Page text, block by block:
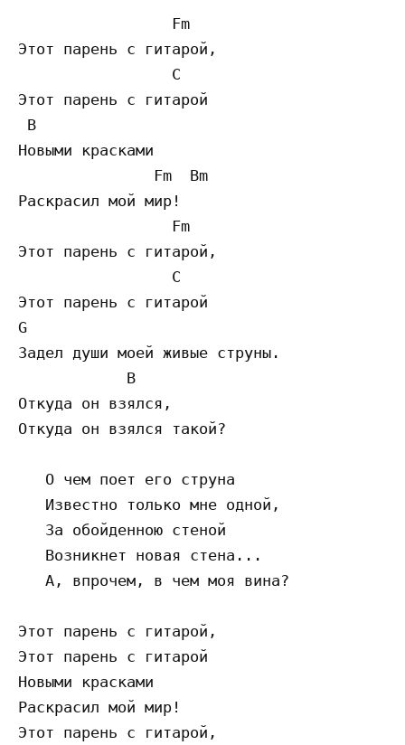
                 Fm
Этот парень с гитарой,
                 C
Этот парень с гитарой
B
Новыми красками
               Fm  Bm
Раскрасил мой мир!
                 Fm
Этот парень с гитарой,
                 C
Этот парень с гитарой
G
Задел души моей живые струны.
            B
Откуда он взялся,
Откуда он взялся такой?
   О чем поет его струна
   Известно только мне одной,
   За обойденною стеной
   Возникнет новая стена...
   А, впрочем, в чем моя вина?
Этот парень с гитарой,
Этот парень с гитарой
Новыми красками
Раскрасил мой мир!
Этот парень с гитарой,